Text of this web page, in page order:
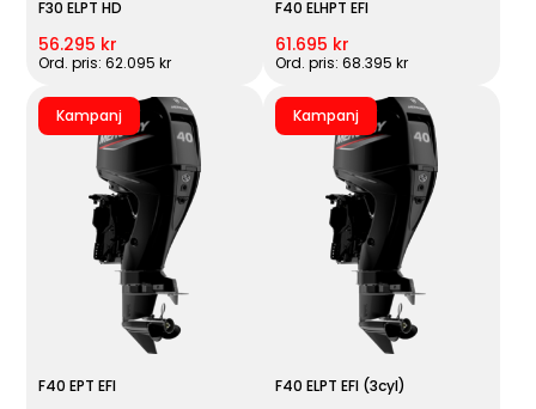
F30 ELPT HD
56.295 kr
Ord. pris: 62.095 kr
F40 ELHPT EFI
61.695 kr
Ord. pris: 68.395 kr
Kampanj
F40 EPT EFI
Kampanj
F40 ELPT EFI (3cyl)